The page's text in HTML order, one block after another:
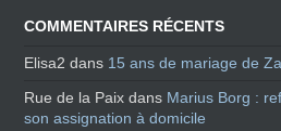
COMMENTAIRES RÉCENTS
Elisa2 dans 15 ans de mariage de
Rue de la Paix dans Marius Borg :
son assignation à domicile